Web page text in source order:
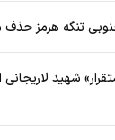
تنگه هرمز
شهید